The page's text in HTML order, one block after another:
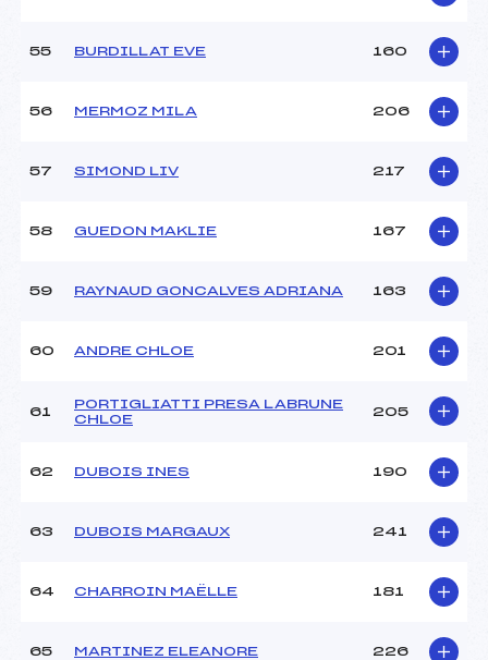
55 BURDILLAT EVE 160
56 MERMOZ MILA 206
57 SIMOND LIV 217
58 GUEDON MAKLIE 167
59 RAYNAUD GONCALVES ADRIANA 163
60 ANDRE CHLOE 201
61
PORTIGLIATTI PRESA LABRUNE
CHLOE
205
62 DUBOIS INES 190
63 DUBOIS MARGAUX 241
64 CHARROIN MAËLLE 181
65 MARTINEZ ELEANORE 226